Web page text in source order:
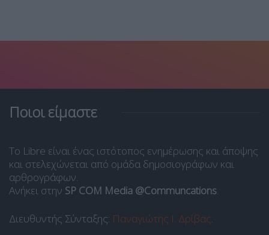
Ποιοι είμαστε
Το Libre είναι ένας ιστότοπος ενημέρωσης και άποψης
και στελεχώνεται από ομάδα δημοσιογράφων και
αρθρογράφων.
Ανήκει στην SP COM Media @Communcations.
Διευθυντής Σύνταξης: Παναγιώτης Ι. Δρίβας.